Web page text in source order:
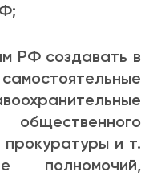
РФ создавать в
и т.
полномочий,